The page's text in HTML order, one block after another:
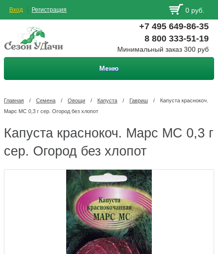
Вход Регистрация 0 руб.
+7 495 649-86-35
8 800 333-51-19
Минимальный заказ 300 руб
Меню
Главная / Семена / Овощи / Капуста / Гавриш /
Капуста краснокоч.
Марс МС 0,3 г сер. Огород без хлопот
Капуста краснокоч. Марс МС 0,3 г
сер. Огород без хлопот